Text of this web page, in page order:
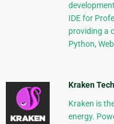
IDE for
providing a
Python,
Kraken Tech
Kraken is
energy.